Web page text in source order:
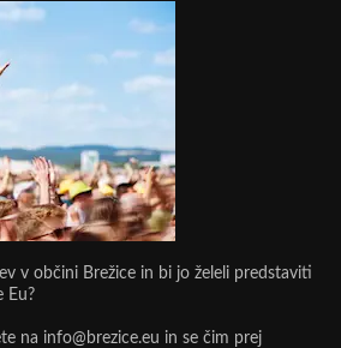
v občini Brežice in bi jo želeli predstaviti
Eu?
na info@brezice.eu in se čim prej